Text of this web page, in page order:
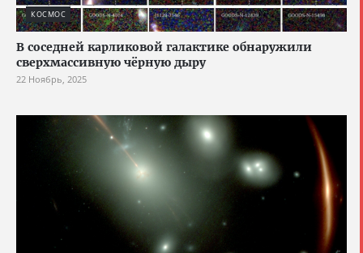
КОСМОС
В соседней карликовой галактике обнаружили
сверхмассивную чёрную дыру
22 Ноябрь, 2025